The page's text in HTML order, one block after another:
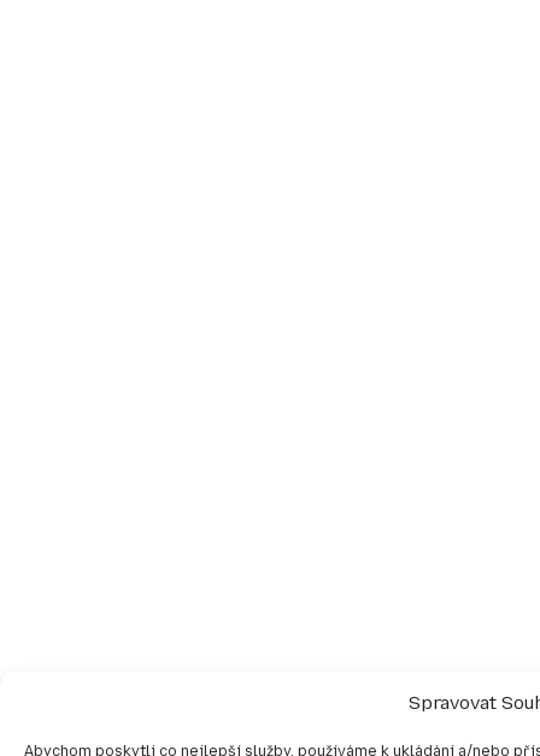
Spravovat
Abychom poskytli co nejlepší služby, používáme k ukládání a/nebo